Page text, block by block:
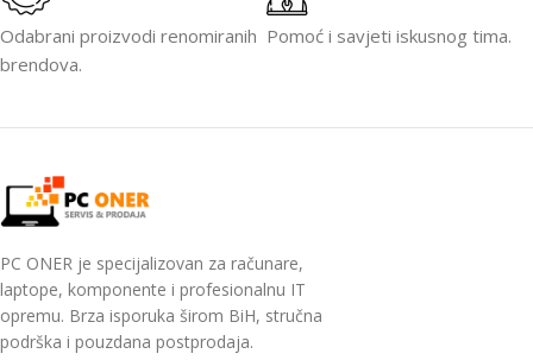
Odabrani proizvodi renomiranih
brendova.
Pomoć i savjeti iskusnog tima.
PC ONER je specijalizovan za računare,
laptope, komponente i profesionalnu IT
opremu. Brza isporuka širom BiH, stručna
podrška i pouzdana postprodaja.